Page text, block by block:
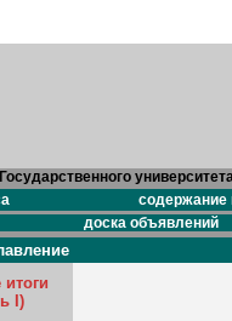
содержание
доска объявлений
I)